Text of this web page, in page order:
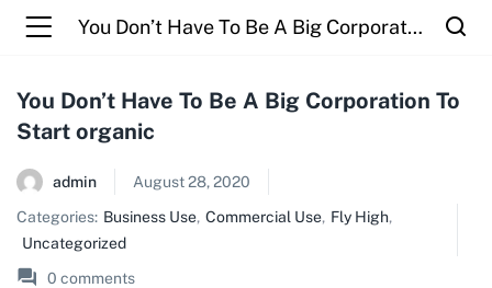
You Don’t Have To Be A Big Corporation To Start organic
You Don’t Have To Be A Big Corporation To
Start organic
admin
August 28, 2020
Categories: Business Use, Commercial Use, Fly High,
Uncategorized
0 comments